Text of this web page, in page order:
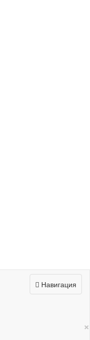
Навигация
×